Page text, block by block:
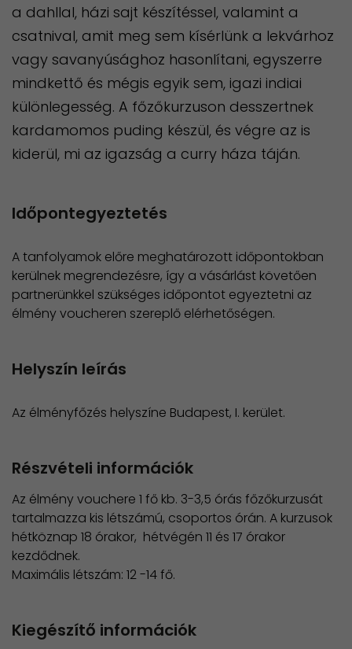
a dahllal, házi sajt készítéssel, valamint a
csatnival, amit meg sem kísérlünk a lekvárhoz
vagy savanyúsághoz hasonlítani, egyszerre
mindkettő és mégis egyik sem, igazi indiai
különlegesség. A főzőkurzuson desszertnek
kardamomos puding készül, és végre az is
kiderül, mi az igazság a curry háza táján.
Időpontegyeztetés
A tanfolyamok előre meghatározott időpontokban
kerülnek megrendezésre, így a vásárlást követően
partnerünkkel szükséges időpontot egyeztetni az
élmény voucheren szereplő elérhetőségen.
Helyszín leírás
Az élményfőzés helyszíne Budapest, I. kerület.
Részvételi információk
Az élmény vouchere 1 fő kb. 3-3,5 órás főzőkurzusát
tartalmazza kis létszámú, csoportos órán. A kurzusok
hétköznap 18 órakor, hétvégén 11 és 17 órakor
kezdődnek.
​Maximális létszám: 12 -14 fő.
Kiegészítő információk